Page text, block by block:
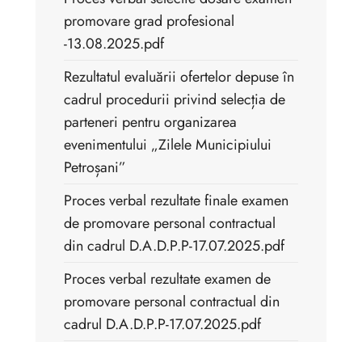
promovare grad profesional
-13.08.2025.pdf
Rezultatul evaluării ofertelor depuse în
cadrul procedurii privind selecția de
parteneri pentru organizarea
evenimentului „Zilele Municipiului
Petroșani”
Proces verbal rezultate finale examen
de promovare personal contractual
din cadrul D.A.D.P.P-17.07.2025.pdf
Proces verbal rezultate examen de
promovare personal contractual din
cadrul D.A.D.P.P-17.07.2025.pdf